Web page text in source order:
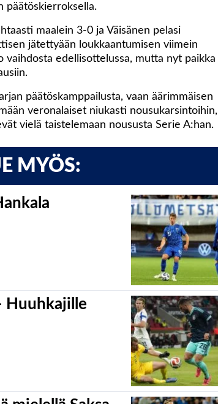
päätöskierroksella.
maalein 3-0 ja Väisänen pelasi
jätettyään loukkaantumisen viimein
edellisottelussa, mutta nyt paikka
päätöskamppailusta, vaan äärimmäisen
veronalaiset niukasti nousukarsintoihin,
vielä taistelemaan noususta Serie A:han.
MYÖS:
Huuhkajille